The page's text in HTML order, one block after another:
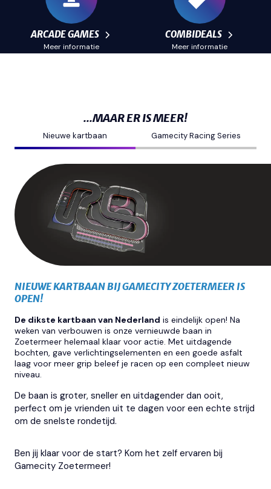
ARCADE GAMES
Meer informatie
COMBIDEALS
Meer informatie
...MAAR ER IS MEER!
Nieuwe kartbaan Gamecity Racing Series
NIEUWE KARTBAAN BIJ GAMECITY ZOETERMEER IS
OPEN!
De dikste kartbaan van Nederland is eindelijk open! Na
weken van verbouwen is onze vernieuwde baan in
Zoetermeer helemaal klaar voor actie. Met uitdagende
bochten, gave verlichtingselementen en een goede asfalt
laag voor meer grip beleef je racen op een compleet nieuw
niveau.
De baan is groter, sneller en uitdagender dan ooit,
perfect om je vrienden uit te dagen voor een echte strijd
om de snelste rondetijd.
Ben jij klaar voor de start? Kom het zelf ervaren bij
Gamecity Zoetermeer!